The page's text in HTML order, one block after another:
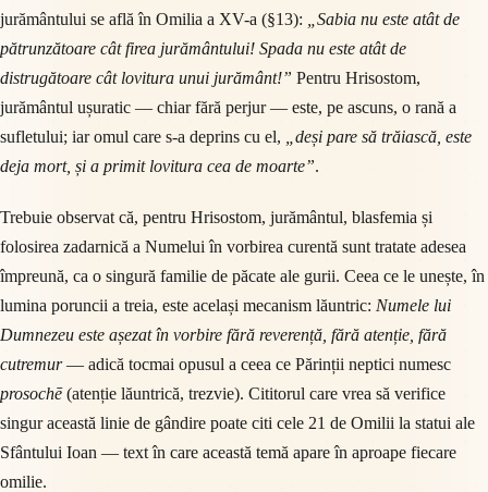
jurământului se află în Omilia a XV-a (§13):
„Sabia nu este atât de
pătrunzătoare cât firea jurământului! Spada nu este atât de
distrugătoare cât lovitura unui jurământ!” Pentru Hrisostom,
jurământul ușuratic — chiar fără perjur — este, pe ascuns, o rană a
sufletului; iar omul care s-a deprins cu el,
„deși pare să trăiască, este
deja mort, și a primit lovitura cea de moarte”.
Trebuie observat că, pentru Hrisostom, jurământul, blasfemia și
folosirea zadarnică a Numelui în vorbirea curentă sunt tratate adesea
împreună, ca o singură familie de păcate ale gurii. Ceea ce le unește, în
lumina poruncii a treia, este același mecanism lăuntric: Numele lui
Dumnezeu este așezat în vorbire fără reverență, fără atenție, fără
cutremur— adică tocmai opusul a ceea ce Părinții neptici numesc
prosochē(atenție lăuntrică, trezvie). Cititorul care vrea să verifice
singur această linie de gândire poate citi cele 21 de Omilii la statui ale
Sfântului Ioan — text în care această temă apare în aproape fiecare
omilie.